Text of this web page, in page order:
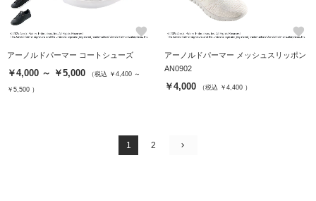
favorite
アーノルドパーマー コートシューズ
￥4,000 ～ ￥5,000 （税込 ￥4,400 ～
￥5,500 ）
favorite
アーノルドパーマー メッシュスリッポン
AN0902
￥4,000 （税込 ￥4,400 ）
1 2